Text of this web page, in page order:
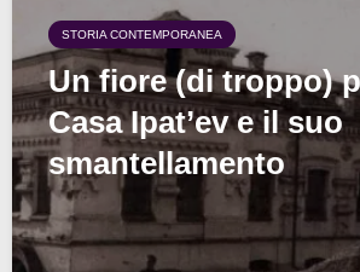
STORIA CONTEMPORANEA
Un fiore (di troppo)
Casa Ipat’ev e il suo
smantellamento